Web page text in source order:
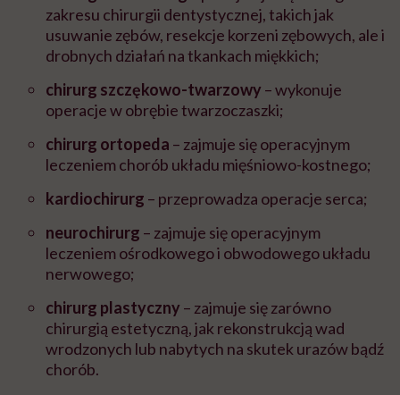
zakresu chirurgii dentystycznej, takich jak
usuwanie zębów, resekcje korzeni zębowych, ale i
drobnych działań na tkankach miękkich;
chirurg szczękowo-twarzowy –wykonuje
operacje w obrębie twarzoczaszki;
chirurg ortopeda – zajmuje się operacyjnym
leczeniem chorób układu mięśniowo-kostnego;
kardiochirurg – przeprowadza operacje serca;
neurochirurg – zajmuje się operacyjnym
leczeniem ośrodkowego i obwodowego układu
nerwowego;
chirurg plastyczny – zajmuje się zarówno
chirurgią estetyczną, jak rekonstrukcją wad
wrodzonych lub nabytych na skutek urazów bądź
chorób.